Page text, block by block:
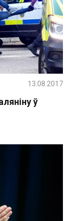
ў
13.08.2017